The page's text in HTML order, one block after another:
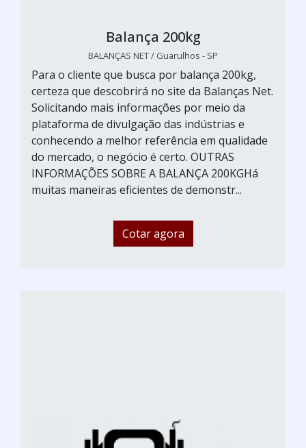
Balança 200kg
BALANÇAS NET / Guarulhos - SP
Para o cliente que busca por balança 200kg,
certeza que descobrirá no site da Balanças Net.
Solicitando mais informações por meio da
plataforma de divulgação das indústrias e
conhecendo a melhor referência em qualidade
do mercado, o negócio é certo. OUTRAS
INFORMAÇÕES SOBRE A BALANÇA 200KGHá
muitas maneiras eficientes de demonstr...
Cotar agora